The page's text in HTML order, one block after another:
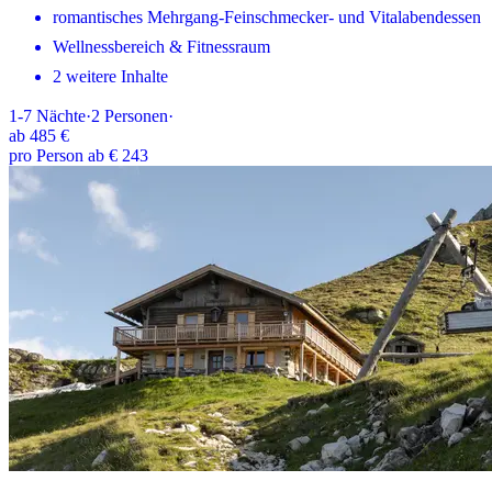
romantisches Mehrgang-Feinschmecker- und Vitalabendessen
Wellnessbereich & Fitnessraum
2 weitere Inhalte
1-7 Nächte·2 Personen·
ab 485 €
pro Person ab € 243